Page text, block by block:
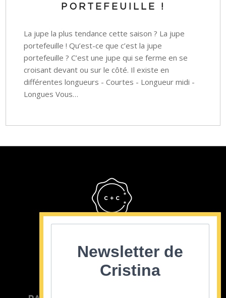
PORTEFEUILLE !
La jupe la plus tendance cette saison ? La jupe
portefeuille ! Qu’est-ce que c’est la jupe
portefeuille ? C’est une jupe qui se ferme en se
croisant devant ou sur le côté. Il existe en
différentes longueurs - Courtes - Longueur midi -
Longues Vous…
Newsletter de
Cristina